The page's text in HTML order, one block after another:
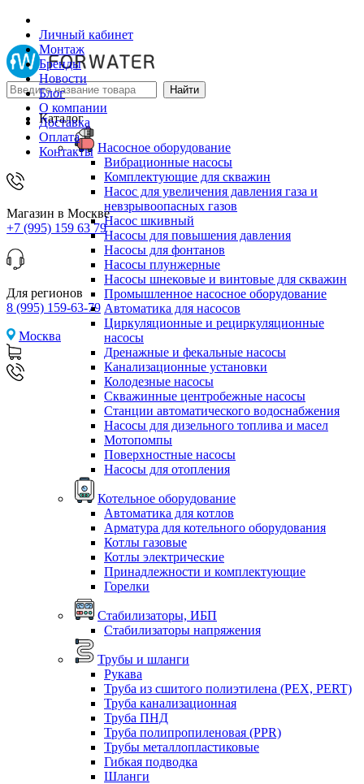
Личный кабинет
Монтаж
Бренды
Новости
Блог
О компании
Доставка
Оплата
Контакты
Магазин в Москве
+7 (995) 159 63 79
Для регионов
8 (995) 159-63-79
Москва
Каталог
Насосное оборудование
Вибрационные насосы
Комплектующие для скважин
Насос для увеличения давления газа и
невзрывоопасных газов
Насос шкивный
Насосы для повышения давления
Насосы для фонтанов
Насосы плунжерные
Насосы шнековые и винтовые для скважин
Промышленное насосное оборудование
Автоматика для насосов
Циркуляционные и рециркуляционные
насосы
Дренажные и фекальные насосы
Канализационные установки
Колодезные насосы
Скважинные центробежные насосы
Станции автоматического водоснабжения
Насосы для дизельного топлива и масел
Мотопомпы
Поверхностные насосы
Насосы для отопления
Котельное оборудование
Автоматика для котлов
Арматура для котельного оборудования
Котлы газовые
Котлы электрические
Принадлежности и комплектующие
Горелки
Стабилизаторы, ИБП
Стабилизаторы напряжения
Трубы и шланги
Рукава
Труба из сшитого полиэтилена (PEX, PERT)
Труба канализационная
Труба ПНД
Труба полипропиленовая (PPR)
Трубы металлопластиковые
Гибкая подводка
Шланги